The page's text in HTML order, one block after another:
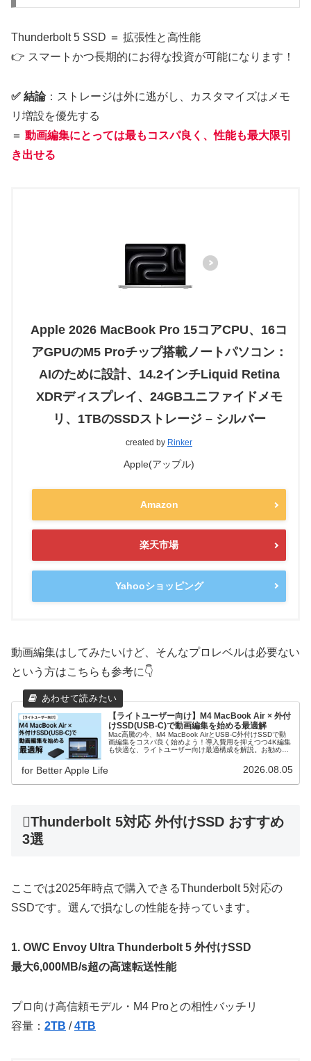
Thunderbolt 5 SSD ＝ 拡張性と高性能
👉 スマートかつ長期的にお得な投資が可能になります！
✅ 結論：ストレージは外に逃がし、カスタマイズはメモ
リ増設を優先する
＝ 動画編集にとっては最もコスパ良く、性能も最大限引
き出せる
Apple 2026 MacBook Pro 15コアCPU、16コ
アGPUのM5 Proチップ搭載ノートパソコン：
AIのために設計、14.2インチLiquid Retina
XDRディスプレイ、24GBユニファイドメモ
リ、1TBのSSDストレージ – シルバー
created by Rinker
Apple(アップル)
Amazon
楽天市場
Yahooショッピング
動画編集はしてみたいけど、そんなプロレベルは必要ない
という方はこちらも参考に👇
【ライトユーザー向け】M4 MacBook Air × 外付
けSSD(USB-C)で動画編集を始める最適解
Mac高騰の今、M4 MacBook AirとUSB-C外付けSSDで動
画編集をコスパ良く始めよう！導入費用を抑えつつ4K編集
も快適な、ライトユーザー向け最適構成を解説。お勧めの
for Better Apple Life 2026.08.05
Thunderbolt 5対応 外付けSSD おすすめ
3選
ここでは2025年時点で購入できるThunderbolt 5対応の
SSDです。選んで損なしの性能を持っています。
1. OWC Envoy Ultra Thunderbolt 5 外付けSSD
最大6,000MB/s超の高速転送性能
プロ向け高信頼モデル・M4 Proとの相性バッチリ
容量： 2TB /4TB